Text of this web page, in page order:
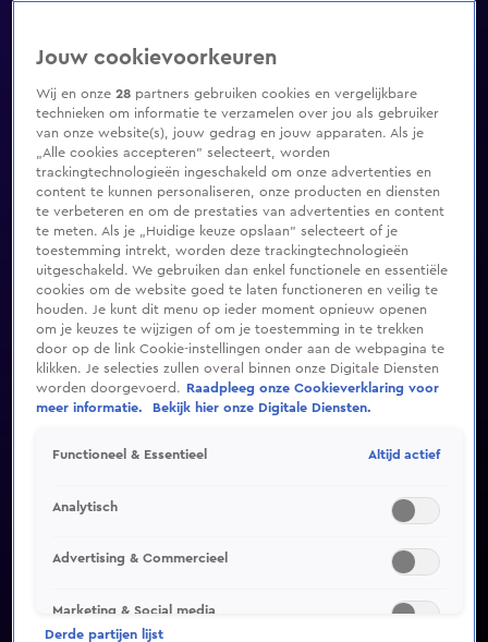
Video helaas niet gevonden
Jouw cookievoorkeuren
Wij en onze28 partners gebruiken cookies en vergelijkbare
technieken om informatie te verzamelen over jou als gebruiker
van onze website(s), jouw gedrag en jouw apparaten. Als je
„Alle cookies accepteren” selecteert, worden
trackingtechnologieën ingeschakeld om onze advertenties en
content te kunnen personaliseren, onze producten en diensten
te verbeteren en om de prestaties van advertenties en content
te meten. Als je „Huidige keuze opslaan” selecteert of je
toestemming intrekt, worden deze trackingtechnologieën
uitgeschakeld. We gebruiken dan enkel functionele en essentiële
cookies om de website goed te laten functioneren en veilig te
houden. Je kunt dit menu op ieder moment opnieuw openen
om je keuzes te wijzigen of om je toestemming in te trekken
door op de link Cookie-instellingen onder aan de webpagina te
klikken. Je selecties zullen overal binnen onze Digitale Diensten
worden doorgevoerd.
Raadpleeg onze Cookieverklaring voor
meer informatie.
Bekijk hier onze Digitale Diensten.
Functioneel & Essentieel Altijd actief
Analytisch
Advertising & Commercieel
Marketing & Social media
Derde partijen lijst